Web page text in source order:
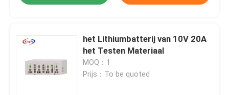
het Lithiumbatterij van 10V 20A
het Testen Materiaal
MOQ：1
Prijs：To be quoted